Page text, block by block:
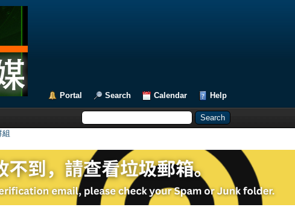
Portal Search Calendar Help
組